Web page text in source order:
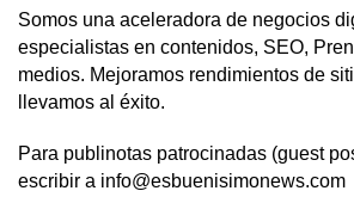
Somos una aceleradora de negocios
especialistas en contenidos, SEO,
medios. Mejoramos rendimientos de
llevamos al éxito.
Para publinotas patrocinadas (guest
escribir a info@esbuenisimonews.com